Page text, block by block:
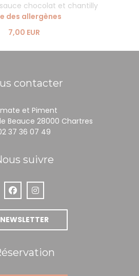
chocolat et chantilly
des allergènes
7,00 EUR
contacter
et Piment
Beauce 28000 Chartres((ouvre une
37 36 07 49
suivre
Facebook ((ouvre une nouvelle
Instagram ((ouvre une
NEWSLETTER